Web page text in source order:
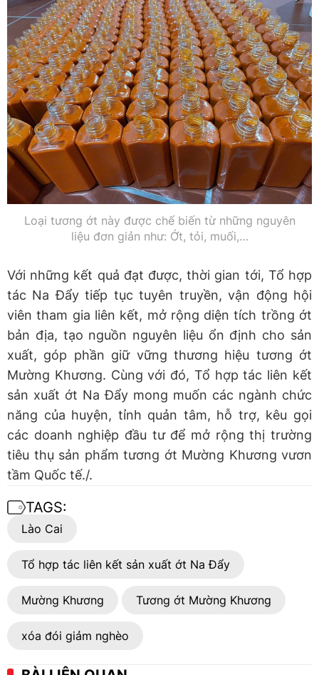
Loại tương ớt này được chế biến từ những nguyên
liệu đơn giản như: Ớt, tỏi, muối,…
Với những kết quả đạt được, thời gian tới, Tổ hợp
tác Na Đẩy tiếp tục tuyên truyền, vận động hội
viên tham gia liên kết, mở rộng diện tích trồng ớt
bản địa, tạo nguồn nguyên liệu ổn định cho sản
xuất, góp phần giữ vững thương hiệu tương ớt
Mường Khương. Cùng với đó, Tổ hợp tác liên kết
sản xuất ớt Na Đẩy mong muốn các ngành chức
năng của huyện, tỉnh quản tâm, hỗ trợ, kêu gọi
các doanh nghiệp đầu tư để mở rộng thị trường
tiêu thụ sản phẩm tương ớt Mường Khương vươn
tầm Quốc tế./.
TAGS:
Lào Cai
Tổ hợp tác liên kết sản xuất ớt Na Đẩy
Mường Khương Tương ớt Mường Khương
xóa đói giảm nghèo